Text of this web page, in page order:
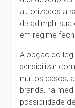
autorizados a
de adimplir
em regime
A opção do
sensibilizar
muitos casos,
branda, na
possibilidade